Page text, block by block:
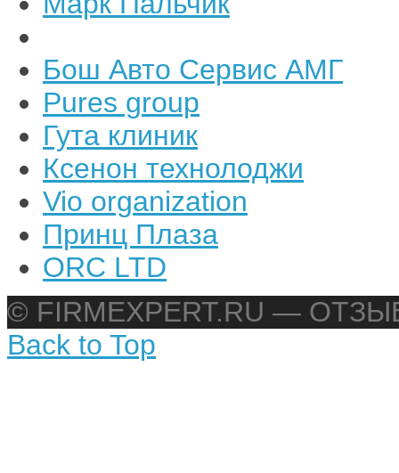
Бош Авто Сервис АМГ
Pures group
Гута клиник
Ксенон технолоджи
Vio organization
Принц Плаза
ORC LTD
© FIRMEXPERT.RU —
Back to Top